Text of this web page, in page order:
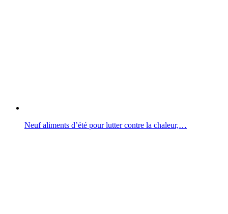
Neuf aliments d’été pour lutter contre la chaleur,…